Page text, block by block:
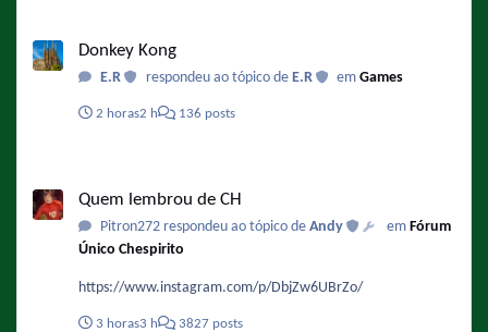
Donkey Kong
E.R respondeu ao tópico de E.R emGames
2 horas2 h 136 posts
Quem lembrou de CH
Pitron272 respondeu ao tópico de Andy em Fórum
Único Chespirito
https://www.instagram.com/p/DbjZw6UBrZo/
3 horas3 h 3827 posts